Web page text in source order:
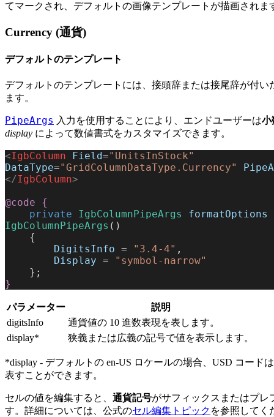
てマークされ、デフォルトの画像テンプレートが描画されま
Currency (通貨)
デフォルトのテンプレート
デフォルトのテンプレートには、接頭辞または接尾辞が付
ます。
PipeArgs 入力を使用することにより、エンドユーザーは小
display によって数値書式をカスタマイズできます。
<IgbColumn Field="UnitsInStock"
DataType="GridColumnDataType.Currency"
</IgbColumn>
@code {
    private
IgbColumnPipeArgs formatOptions
IgbColumnPipeArgs ()
    {
        DigitsInfo
= "3.4-4" ,
        Display
=
"symbol-narrow"
    };
}
パラメーター
説明
digitsInfo
通貨値の 10 進数表現を表します。
display*
狭義または広義の記号で値を表示します。
*display - デフォルトの en-US ロケールの場合、USD コード
表すことができます。
セルの値を編集すると、 通貨記号がサフィックスまたはプレ
す。詳細については、公式のセル編集トピック を参照してく